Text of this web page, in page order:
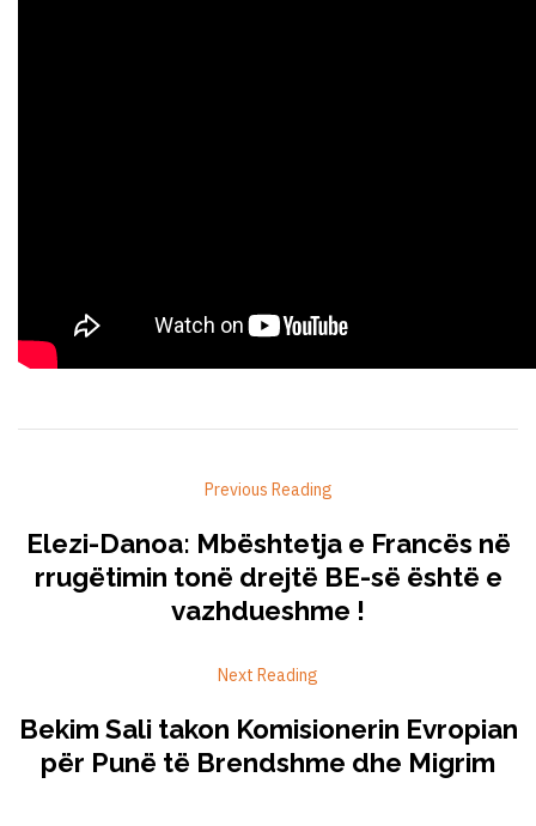
Previous Reading
Elezi-Danoa: Mbështetja e Francës në
rrugëtimin tonë drejtë BE-së është e
vazhdueshme !
Next Reading
Bekim Sali takon Komisionerin Evropian
për Punë të Brendshme dhe Migrim